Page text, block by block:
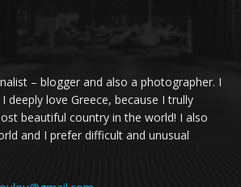
– blogger and also a photographer. I
deeply love Greece, because I trully
beautiful country in the world! I also
and I prefer difficult and unusual